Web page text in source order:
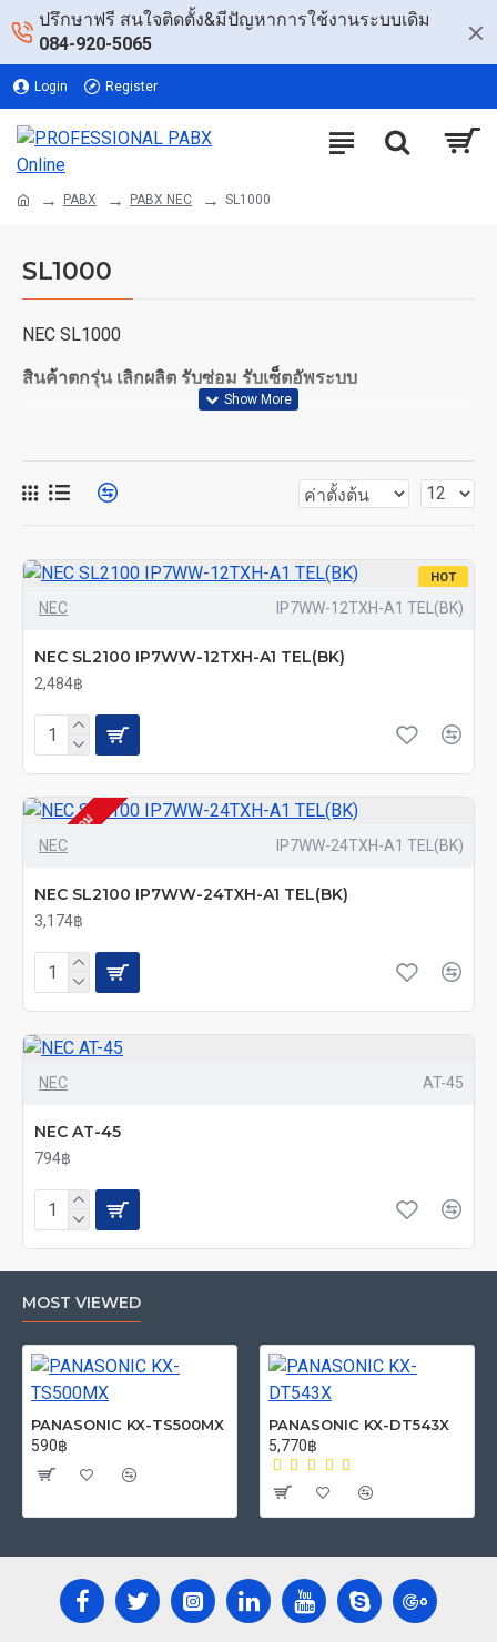
ปรึกษาฟรี สนใจติดตั้ง&มีปัญหาการใช้งานระบบเดิม
084-920-5065
Login Register
PABX PABX NEC SL1000
SL1000
NEC SL1000
สินค้าตกรุ่น เลิกผลิต รับซ่อม รับเซ็ตอัพระบบ
IP4WW-408E-A1
IP4WW-60D DSS-A Console (BK)
IP4WW-EXIFB-C1
IP4WW-MEMDB-C1
PZ-VM21 (also used for SV8100)
IP4WW-CFVRS-C1
HOT
NEC IP7WW-12TXH-A1 TEL(BK)
NEC SL2100 IP7WW-12TXH-A1 TEL(BK)
2,484฿
โทรสอบถาม
NEC IP7WW-24TXH-A1 TEL(BK)
NEC SL2100 IP7WW-24TXH-A1 TEL(BK)
3,174฿
NEC AT-45
NEC AT-45
794฿
MOST VIEWED
PANASONIC KX-TS500MX
590฿
PANASONIC KX-DT543X
5,770฿